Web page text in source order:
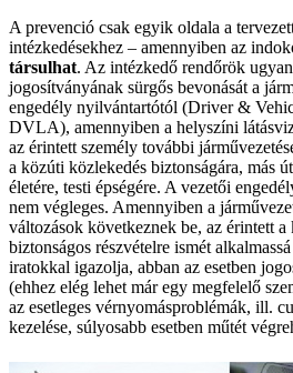
A prevenció csak egyik oldala a
intézkedésekhez – amennyiben az
társulhat. Az intézkedő rendőrök
jogosítványának sürgős bevonását a
engedély nyilvántartótól (Driver &
DVLA), amennyiben a helyszíni
az érintett személy további
a közúti közlekedés biztonságára, más
életére, testi épségére. A vezetői
nem végleges. Amennyiben a
változások következnek be, az érintett
biztonságos részvételre ismét
iratokkal igazolja, abban az esetben
(ehhez elég lehet már egy megfelelő
az esetleges vérnyomásproblémák, ill.
kezelése, súlyosabb esetben műtét